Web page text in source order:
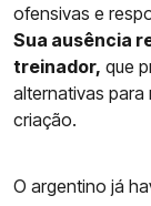
ofensivas e
Sua ausência
treinador, que
alternativas para
criação.
O argentino já